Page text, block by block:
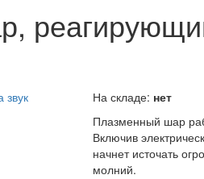
количество тоненьких
молний преобразуется в
светильников в
окружающим его звукам,
На складе: нет
Плазменный шар
Включив
начнет источать
молний.